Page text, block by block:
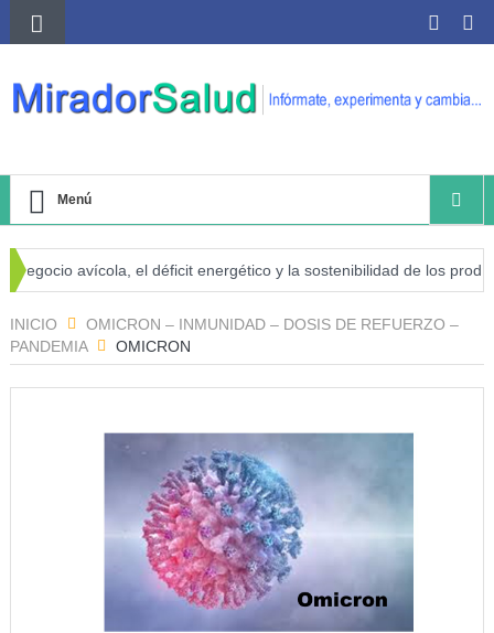
Menú
avícola, el déficit energético y la sostenibilidad de los
INICIO
OMICRON – INMUNIDAD – DOSIS DE REFUERZO –
PANDEMIA
OMICRON